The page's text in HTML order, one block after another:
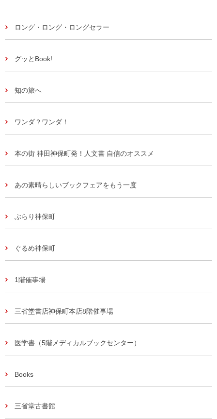
ロング・ロング・ロングセラー
グッとBook!
知の旅へ
ワンダ？ワンダ！
本の街 神田神保町発！人文書 自信のオススメ
あの素晴らしいブックフェアをもう一度
ぶらり神保町
ぐるめ神保町
1階催事場
三省堂書店神保町本店8階催事場
医学書（5階メディカルブックセンター）
Books
三省堂古書館